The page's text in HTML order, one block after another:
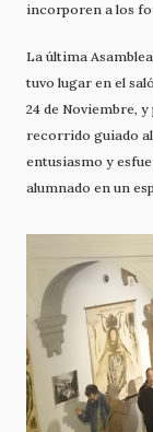
incorporen a los
La última
tuvo lugar en el
24 de Noviembre,
recorrido guiado
entusiasmo y
alumnado en un